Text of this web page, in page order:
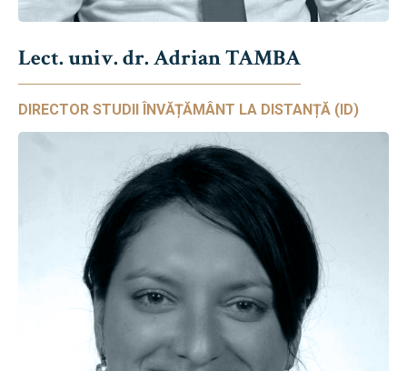
Lect. univ. dr. Adrian TAMBA
DIRECTOR STUDII ÎNVĂȚĂMÂNT LA DISTANȚĂ (ID)